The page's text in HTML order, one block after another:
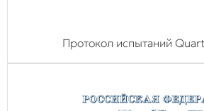
Протокол испытаний